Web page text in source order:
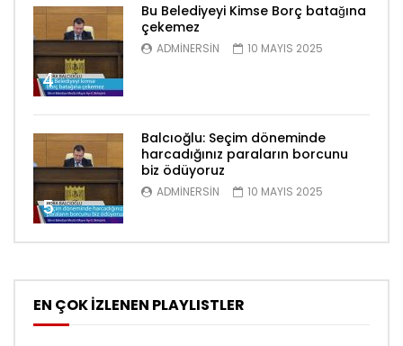
4
Bu Belediyeyi Kimse Borç batağına
çekemez
ADMINERSIN 10 MAYIS 2025
5
Balcıoğlu: Seçim döneminde
harcadığınız paraların borcunu
biz ödüyoruz
ADMINERSIN 10 MAYIS 2025
EN ÇOK İZLENEN PLAYLISTLER